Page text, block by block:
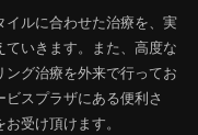
ルに合わせた治療を、実
いきます。また、高度な
グ治療を外来で行ってお
スプラザにある便利さ
受け頂けます。